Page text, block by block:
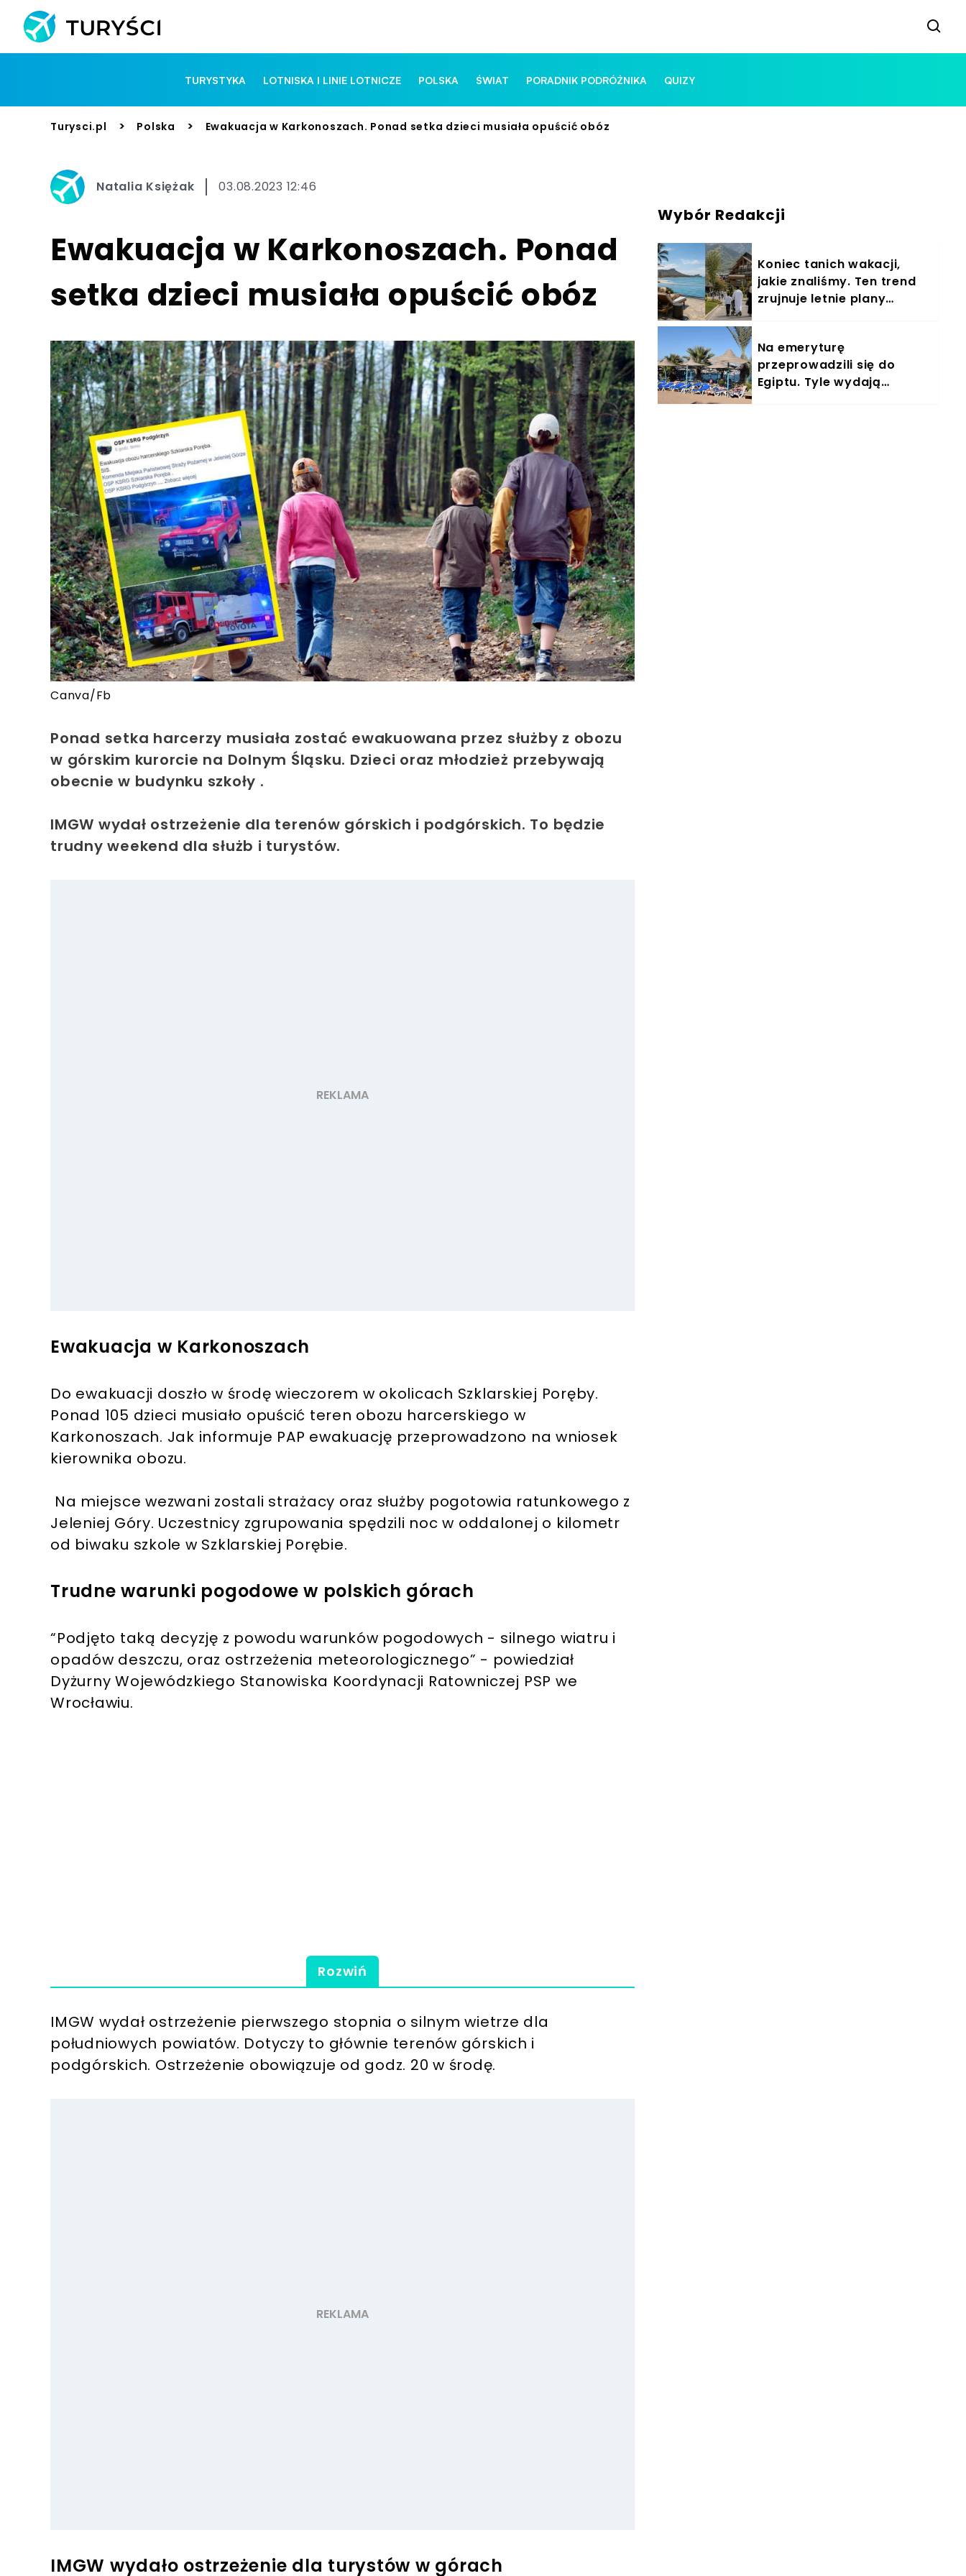
TURYSTYKA LOTNISKA I LINIE LOTNICZE POLSKA ŚWIAT PORADNIK PODRÓŻNIKA QUIZY
Turysci.pl > Polska > Ewakuacja w Karkonoszach. Ponad setka dzieci musiała opuścić obóz
Natalia Księżak 03.08.2023 12:46
Ewakuacja w Karkonoszach. Ponad
setka dzieci musiała opuścić obóz
Canva/Fb
Ponad setka harcerzy musiała zostać ewakuowana przez służby z obozu
w górskim kurorcie na Dolnym Śląsku. Dzieci oraz młodzież przebywają
obecnie w budynku szkoły .
IMGW wydał ostrzeżenie dla terenów górskich i podgórskich. To będzie
trudny weekend dla służb i turystów.
Ewakuacja w Karkonoszach
Do ewakuacji doszło w środę wieczorem w okolicach Szklarskiej Poręby.
Ponad 105 dzieci musiało opuścić teren obozu harcerskiego w
Karkonoszach. Jak informuje PAP ewakuację przeprowadzono na wniosek
kierownika obozu.
Na miejsce wezwani zostali strażacy oraz służby pogotowia ratunkowego z
Jeleniej Góry. Uczestnicy zgrupowania spędzili noc w oddalonej o kilometr
od biwaku szkole w Szklarskiej Porębie.
Trudne warunki pogodowe w polskich górach
“Podjęto taką decyzję z powodu warunków pogodowych - silnego wiatru i
opadów deszczu, oraz ostrzeżenia meteorologicznego” - powiedział
Dyżurny Wojewódzkiego Stanowiska Koordynacji Ratowniczej PSP we
Wrocławiu.
Rozwiń
IMGW wydał ostrzeżenie pierwszego stopnia o silnym wietrze dla
południowych powiatów. Dotyczy to głównie terenów górskich i
podgórskich. Ostrzeżenie obowiązuje od godz. 20 w środę.
IMGW wydało ostrzeżenie dla turystów w górach
Wybór Redakcji
Koniec tanich wakacji,
jakie znaliśmy. Ten trend
zrujnuje letnie plany
Na emeryturę
przeprowadzili się do
Egiptu. Tyle wydają